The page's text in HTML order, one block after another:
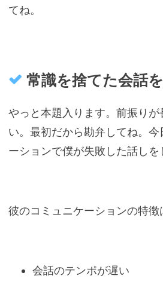
てね。
常識を捨てた会話
やっと本題入ります。前振りが
い。最初だから勘弁してね。
ーションで僕が失敗した話しを
彼のコミュニケーションの特徴
会話のテンポが遅い